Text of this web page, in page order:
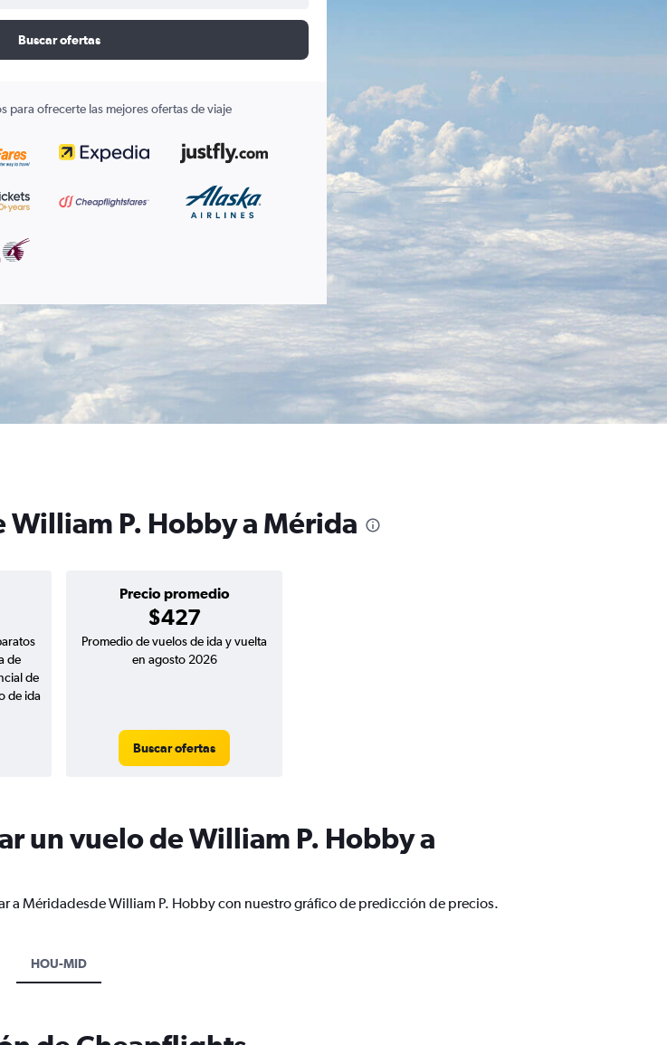
Buscar ofertas
para ofrecerte las mejores ofertas de viaje
William P. Hobby a Mérida
Precio promedio
$427
de
de
de ida
Promedio de vuelos de ida y vuelta
en agosto 2026
Buscar ofertas
un vuelo de William P. Hobby a
a Méridadesde William P. Hobby con nuestro gráfico de predicción de precios.
HOU-MID